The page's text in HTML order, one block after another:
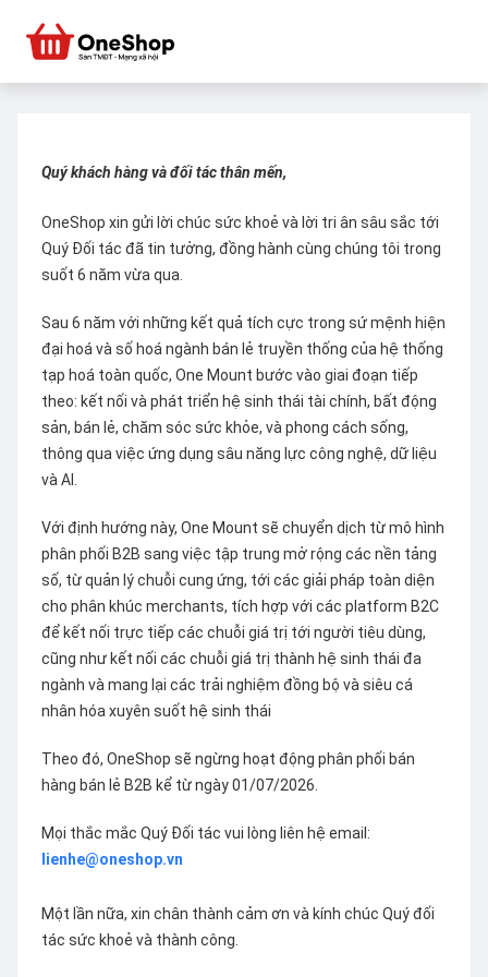
Quý khách hàng và đối tác thân mến,
OneShop xin gửi lời chúc sức khoẻ và lời tri ân sâu sắc tới
Quý Đối tác đã tin tưởng, đồng hành cùng chúng tôi trong
suốt 6 năm vừa qua.
Sau 6 năm với những kết quả tích cực trong sứ mệnh hiện
đại hoá và số hoá ngành bán lẻ truyền thống của hệ thống
tạp hoá toàn quốc, One Mount bước vào giai đoạn tiếp
theo: kết nối và phát triển hệ sinh thái tài chính, bất động
sản, bán lẻ, chăm sóc sức khỏe, và phong cách sống,
thông qua việc ứng dụng sâu năng lực công nghệ, dữ liệu
và AI.
Với định hướng này, One Mount sẽ chuyển dịch từ mô hình
phân phối B2B sang việc tập trung mở rộng các nền tảng
số, từ quản lý chuỗi cung ứng, tới các giải pháp toàn diện
cho phân khúc merchants, tích hợp với các platform B2C
để kết nối trực tiếp các chuỗi giá trị tới người tiêu dùng,
cũng như kết nối các chuỗi giá trị thành hệ sinh thái đa
ngành và mang lại các trải nghiệm đồng bộ và siêu cá
nhân hóa xuyên suốt hệ sinh thái
Theo đó, OneShop sẽ ngừng hoạt động phân phối bán
hàng bán lẻ B2B kể từ ngày 01/07/2026.
Mọi thắc mắc Quý Đối tác vui lòng liên hệ email:
lienhe@oneshop.vn
Một lần nữa, xin chân thành cảm ơn và kính chúc Quý đối
tác sức khoẻ và thành công.